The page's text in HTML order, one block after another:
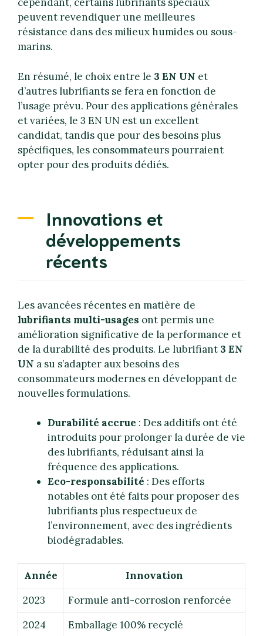
peuvent revendiquer une meilleures
résistance dans des milieux humides ou sous-
marins.
En résumé, le choix entre le 3 EN UN et
d’autres lubrifiants se fera en fonction de
l’usage prévu. Pour des applications générales
et variées, le 3 EN UN est un excellent
candidat, tandis que pour des besoins plus
spécifiques, les consommateurs pourraient
opter pour des produits dédiés.
Innovations et
développements
récents
Les avancées récentes en matière de
lubrifiants multi-usages ont permis une
amélioration significative de la performance et
de la durabilité des produits. Le lubrifiant 3 EN
UN a su s’adapter aux besoins des
consommateurs modernes en développant de
nouvelles formulations.
Durabilité accrue : Des additifs ont été
introduits pour prolonger la durée de vie
des lubrifiants, réduisant ainsi la
fréquence des applications.
Eco-responsabilité : Des efforts
notables ont été faits pour proposer des
lubrifiants plus respectueux de
l’environnement, avec des ingrédients
biodégradables.
Année
Innovation
2023
Formule anti-corrosion renforcée
2024
Emballage 100% recyclé